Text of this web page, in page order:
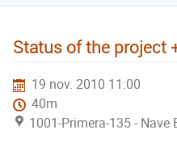
Status of the project
19 nov. 2010 11:00
40m
1001-Primera-135 -